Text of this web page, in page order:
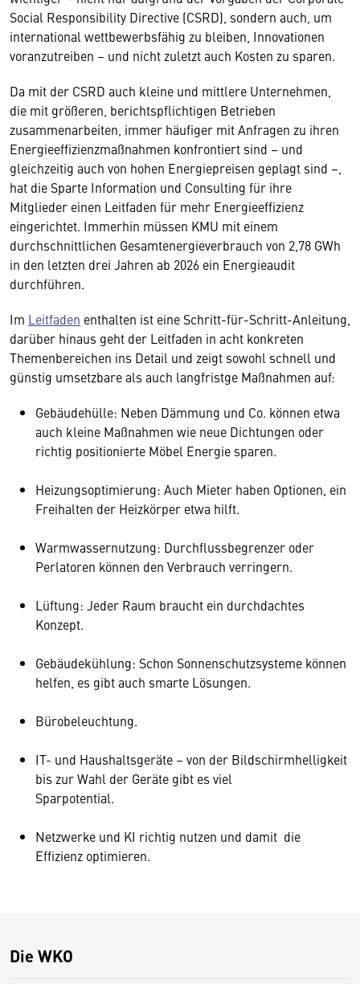
Social Responsibility Directive (CSRD), sondern auch, um
international wettbewerbsfähig zu bleiben, Innovationen
voranzutreiben – und nicht zuletzt auch Kosten zu sparen.
Da mit der CSRD auch kleine und mittlere Unternehmen,
die mit größeren, berichtspflichtigen Betrieben
zusammenarbeiten, immer häufiger mit Anfragen zu ihren
Energieeffizienzmaßnahmen konfrontiert sind – und
gleichzeitig auch von hohen Energiepreisen geplagt sind –,
hat die Sparte Information und Consulting für ihre
Mitglieder einen Leitfaden für mehr Energieeffizienz
eingerichtet. Immerhin müssen KMU mit einem
durchschnittlichen Gesamtenergieverbrauch von 2,78 GWh
in den letzten drei Jahren ab 2026 ein Energieaudit
durchführen.
Im Leitfaden enthalten ist eine Schritt-für-Schritt-Anleitung,
darüber hinaus geht der Leitfaden in acht konkreten
Themenbereichen ins Detail und zeigt sowohl schnell und
günstig umsetzbare als auch langfristge Maßnahmen auf:
Gebäudehülle: Neben Dämmung und Co. können etwa
auch kleine Maßnahmen wie neue Dichtungen oder
richtig positionierte Möbel Energie sparen.
Heizungsoptimierung: Auch Mieter haben Optionen, ein
Freihalten der Heizkörper etwa hilft.
Warmwassernutzung: Durchflussbegrenzer oder
Perlatoren können den Verbrauch verringern.
Lüftung: Jeder Raum braucht ein durchdachtes
Konzept.
Gebäudekühlung: Schon Sonnenschutzsysteme können
helfen, es gibt auch smarte Lösungen.
Bürobeleuchtung.
IT- und Haushaltsgeräte – von der Bildschirmhelligkeit
bis zur Wahl der Geräte gibt es viel
Sparpotential.
Netzwerke und KI richtig nutzen und damit die
Effizienz optimieren.
Die WKO